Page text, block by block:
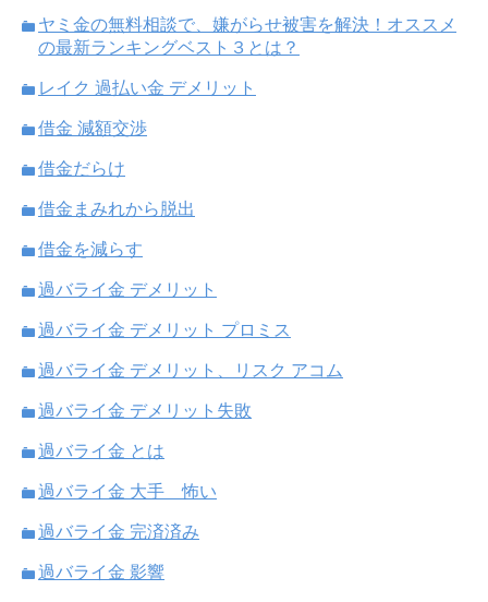
ヤミ金の無料相談で、嫌がらせ被害を解決！オススメ
の最新ランキングベスト３とは？
レイク 過払い金 デメリット
借金 減額交渉
借金だらけ
借金まみれから脱出
借金を減らす
過バライ金 デメリット
過バライ金 デメリット プロミス
過バライ金 デメリット、リスク アコム
過バライ金 デメリット失敗
過バライ金 とは
過バライ金 大手 怖い
過バライ金 完済済み
過バライ金 影響